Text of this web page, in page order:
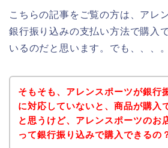
こちらの記事をご覧の方は、アレ
銀行振り込みの支払い方法で購入
いるのだと思います。でも、、、。
そもそも、アレンスポーツが銀行
に対応していないと、商品が購入
と思うけど、アレンスポーツのお
って銀行振り込みで購入できるの